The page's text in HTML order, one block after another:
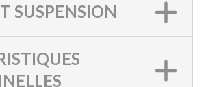
SUSPENSION